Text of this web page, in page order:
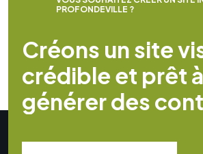
PROFONDEVILLE ?
Créons un sitevi
crédible et prêt à
générerdes cont